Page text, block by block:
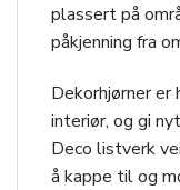
plassert på
påkjenning fra
Dekorhjørner
interiør, og gi
Deco listverk
å kappe til og